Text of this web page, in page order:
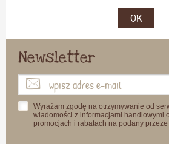
OK
Newsletter
Wyrażam zgodę na otrzymywanie od
wiadomości z informacjami handlowymi
promocjach i rabatach na podany przeze